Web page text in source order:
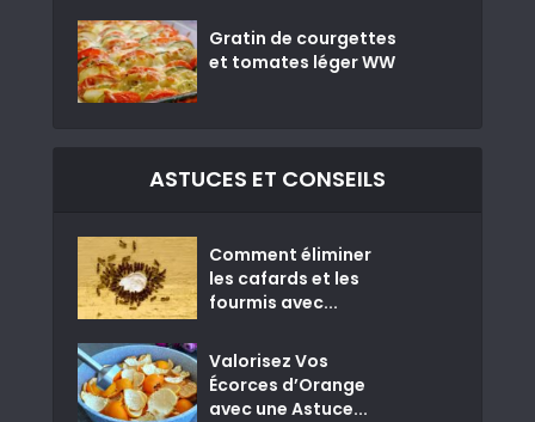
Gratin de courgettes
et tomates léger WW
ASTUCES ET CONSEILS
Comment éliminer
les cafards et les
fourmis avec...
Valorisez Vos
Écorces d’Orange
avec une Astuce...